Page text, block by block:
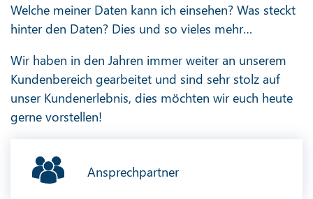
Welche meiner Daten kann ich einsehen? Was steckt
hinter den Daten? Dies und so vieles mehr…
Wir haben in den Jahren immer weiter an unserem
Kundenbereich gearbeitet und sind sehr stolz auf
unser Kundenerlebnis, dies möchten wir euch heute
gerne vorstellen!
Ansprechpartner